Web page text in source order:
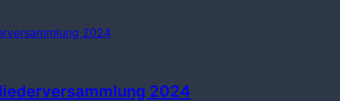
06/2025
2024